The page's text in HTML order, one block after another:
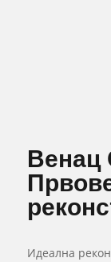
Венац
Идеална